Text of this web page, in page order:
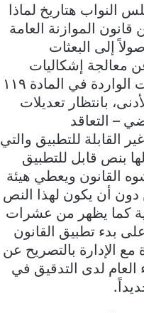
النواب هتاريخ لماذا
باقتراح قانون معجل مكرر؟ ا. لأنه بعد إبطال المادة ۱۱۹ من قانون الموازنة العامة
إلى البعثات
جزئية وقاصرة عن معالجة إشكاليات
التطبيق. تعديلات جلسة ۲۰۲۳/٤/١٨ تعدیلات ابعد مدى من التعديلات الواردة في المادة ۱۱۹
الأدنى، بانتظار تعديلات
الاتفاق بالتراضي – التعاقد
۱۰۰ و ۱۰۱: حذف النصوص غير القابلة للتطبيق والتي
بنص قابل للتطبيق
القانون ويعطي هيئة
دون أن يكون لهذا النص
كما يظهر من عشرات
الشراء العام. ٢. التأكيد بعد حوالي 9 أشهر على بدء تطبيق القانون
مع الإدارة بالتصريح عن
العام لدى التدقيق في